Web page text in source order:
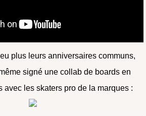
plus leurs anniversaires communs,
signé une collab de boards en
avec les skaters pro de la marques :